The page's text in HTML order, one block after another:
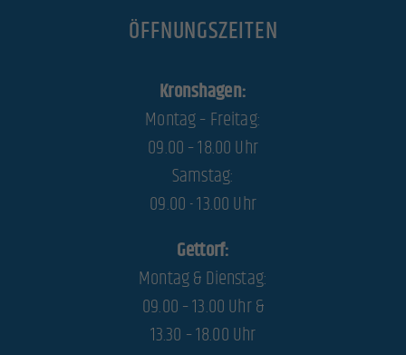
ÖFFNUNGSZEITEN
Kronshagen:
Montag – Freitag:
09.00 – 18.00 Uhr
Samstag:
09.00 - 13.00 Uhr
Gettorf:
Montag & Dienstag:
09.00 – 13.00 Uhr &
13.30 – 18.00 Uhr
Cookies von externen Medien akzeptiert werden, bedarf der Zugriff auf diese Inhalte keiner manuellen
Cookie-Informationen anzeigen